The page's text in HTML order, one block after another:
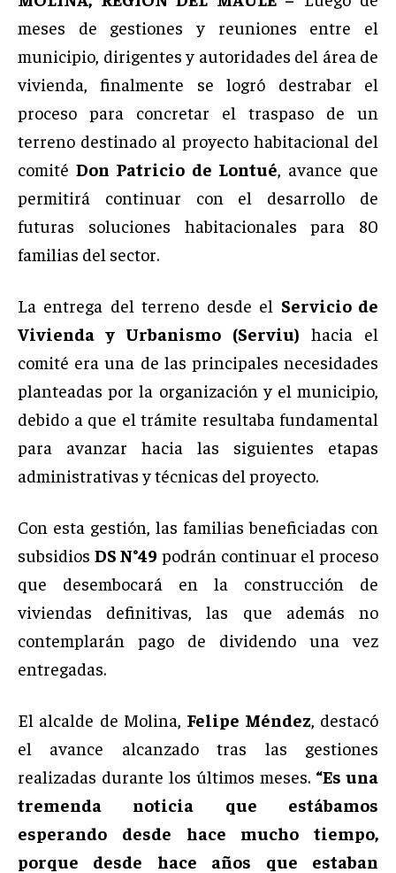
meses de gestiones y reuniones entre el
municipio, dirigentes y autoridades del área de
vivienda, finalmente se logró destrabar el
proceso para concretar el traspaso de un
terreno destinado al proyecto habitacional del
comitéDon Patricio de Lontué, avance que
permitirá continuar con el desarrollo de
futuras soluciones habitacionales para 80
familias del sector.
La entrega del terreno desde el Servicio de
Vivienda y Urbanismo (Serviu) hacia el
comité era una de las principales necesidades
planteadas por la organización y el municipio,
debido a que el trámite resultaba fundamental
para avanzar hacia las siguientes etapas
administrativas y técnicas del proyecto.
Con esta gestión, las familias beneficiadas con
subsidios DS N°49 podrán continuar el proceso
que desembocará en la construcción de
viviendas definitivas, las que además no
contemplarán pago de dividendo una vez
entregadas.
El alcalde de Molina, Felipe Méndez, destacó
el avance alcanzado tras las gestiones
realizadas durante los últimos meses. “Es una
tremenda noticia que estábamos
esperando desde hace mucho tiempo,
porque desde hace años que estaban